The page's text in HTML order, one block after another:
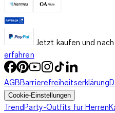
Jetzt kaufen und
erfahren
AGBBarrierefreiheitserklärung
Cookie-Einstellungen
TrendParty-Outfits für Herren